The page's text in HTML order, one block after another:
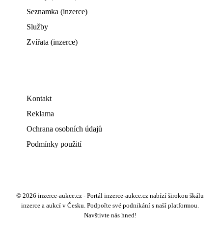
Seznamka (inzerce)
Služby
Zvířata (inzerce)
Kontakt
Reklama
Ochrana osobních údajů
Podmínky použití
© 2026 inzerce-aukce.cz - Portál inzerce-aukce.cz nabízí širokou škálu
inzerce a aukcí v Česku. Podpořte své podnikání s naší platformou.
Navštivte nás hned!